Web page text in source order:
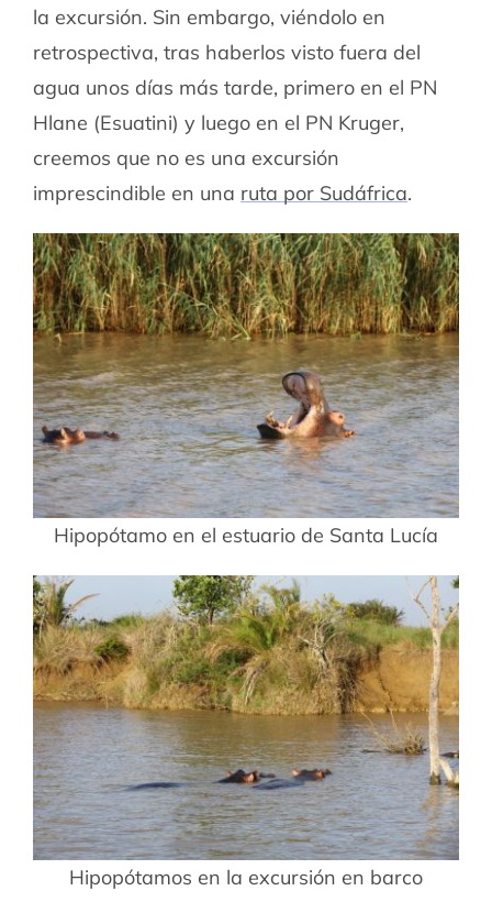
la excursión. Sin embargo, viéndolo en
retrospectiva, tras haberlos visto fuera del
agua unos días más tarde, primero en el PN
Hlane (Esuatini) y luego en el PN Kruger,
creemos que no es una excursión
imprescindible en una ruta por Sudáfrica.
Hipopótamo en el estuario de Santa Lucía
Hipopótamos en la excursión en barco